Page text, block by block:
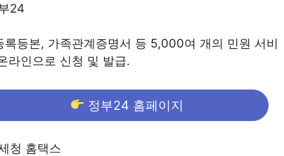
24
록등본, 가족관계증명서 등 5,000여 개의 민원 서비
라인으로 신청 및 발급.
정부24 홈페이지
청 홈택스